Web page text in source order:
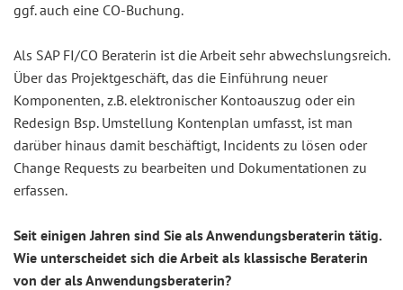
ggf. auch eine CO-Buchung.
Als SAP FI/CO Beraterin ist die Arbeit sehr abwechslungsreich.
Über das Projektgeschäft, das die Einführung neuer
Komponenten, z.B. elektronischer Kontoauszug oder ein
Redesign Bsp. Umstellung Kontenplan umfasst, ist man
darüber hinaus damit beschäftigt, Incidents zu lösen oder
Change Requests zu bearbeiten und Dokumentationen zu
erfassen.
Seit einigen Jahren sind Sie als Anwendungsberaterin tätig.
Wie unterscheidet sich die Arbeit als klassische Beraterin
von der als Anwendungsberaterin?